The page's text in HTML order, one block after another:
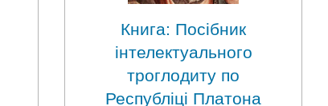
Книга: Посібник
інтелектуального
троглодиту по
Республіці Платона